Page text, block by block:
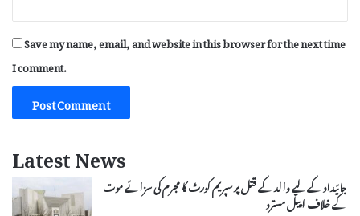
Save my name, email, and website in this browser for the next time
I comment.
Latest News
جائیداد کے لیے والد کے قتل پر سپریم کورٹ کا مجرم کی سزائے موت
کے خلاف اپیل مسترد